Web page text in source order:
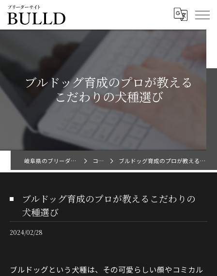
ブルドッグ育成のプロが教える
こだわりの犬種選び
岐阜県のブリーダーならBULLD コラム ブルドッグ育成のプロが教えるこだわりの犬種選び
ブルドッグ育成のプロが教えるこだわりの
犬種選び
2024/02/28
ブルドッグという犬種は、その可愛らしい顔やコミカル